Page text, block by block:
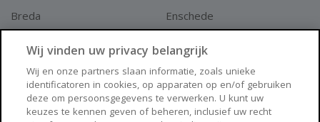
Breda
Arnhem
Enschede
Zwolle
Wij vinden uw privacy belangrijk
Wij en onze partners slaan informatie, zoals unieke
identificatoren in cookies, op apparaten op en/of gebruiken
deze om persoonsgegevens te verwerken. U kunt uw
keuzes te kennen geven of beheren, inclusief uw recht